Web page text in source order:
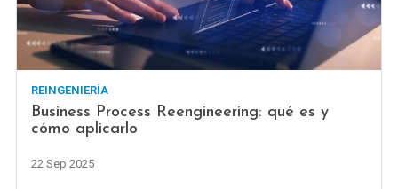
REINGENIERÍA
Business Process Reengineering: qué es y
cómo aplicarlo
22 Sep 2025